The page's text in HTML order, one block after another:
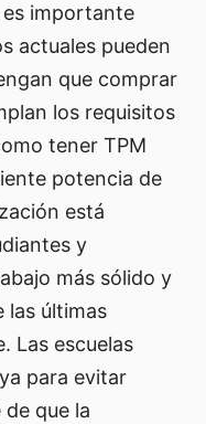
es importante
actuales pueden
que comprar
los requisitos
tener TPM
potencia de
está
y
más sólido y
las últimas
Las escuelas
para evitar
que la